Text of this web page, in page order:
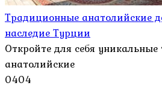
Традиционные анатолийские
наследие Турции
Откройте для себя
анатолийские
0404